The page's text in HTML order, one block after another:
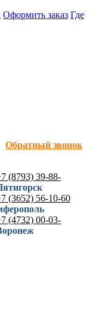
Оформить заказ Где
Обратный звонок
(8793) 39-88-
(3652) 56-10-60
(4732) 00-03-